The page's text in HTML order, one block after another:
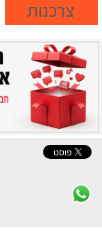
צרכנות